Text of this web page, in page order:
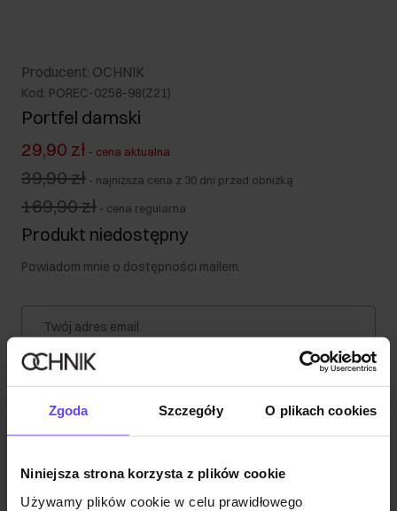
Zgoda Szczegóły O plikach cookies
Niniejsza strona korzysta z plików cookie
Używamy plików cookie w celu prawidłowego
Producent: OCHNIK
Kod: POREC-0258-98(Z21)
Portfel damski
29,90 zł - cena aktualna
39,90 zł - najniższa cena z 30 dni przed obniżką
169,90 zł - cena regularna
Produkt niedostępny
Powiadom mnie o dostępności mailem.
Twój adres email
Powiadom o dostępności
Opis produktu